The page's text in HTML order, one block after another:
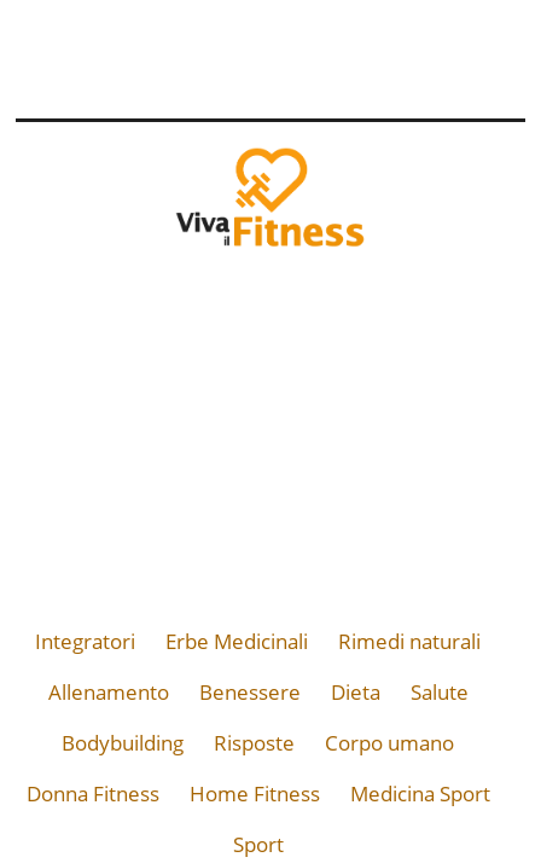
Integratori Erbe Medicinali
Rimedi naturali
Allenamento
Benessere Dieta
Salute
Bodybuilding
Risposte
Corpo umano
Donna Fitness
Home Fitness
Medicina Sport
Sport